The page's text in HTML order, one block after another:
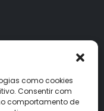
como cookies
Consentir com
comportamento de